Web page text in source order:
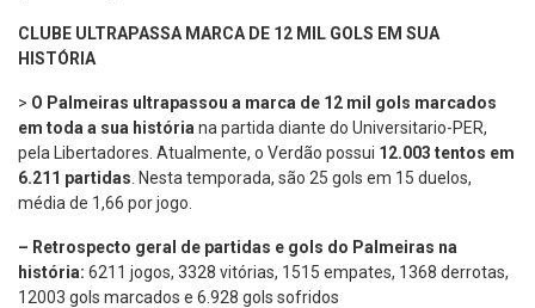
CLUBE ULTRAPASSA MARCA DE 12 MIL GOLS EM SUA
HISTÓRIA
> O Palmeiras ultrapassou a marca de 12 mil gols marcados
em toda a sua história na partida diante do Universitario-PER,
pela Libertadores. Atualmente, o Verdão possui 12.003 tentos em
6.211 partidas . Nesta temporada, são 25 gols em 15 duelos,
média de 1,66 por jogo.
– Retrospecto geral de partidas e gols do Palmeiras na
história: 6211 jogos, 3328 vitórias, 1515 empates, 1368 derrotas,
12003 gols marcados e 6.928 gols sofridos